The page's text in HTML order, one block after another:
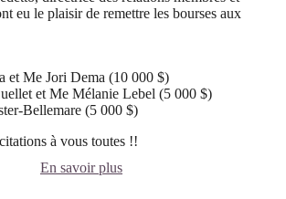
eu le plaisir de remettre les bourses aux
et Me Jori Dema (10 000 $)
et Me Mélanie Lebel (5 000 $)
Bellemare (5 000 $)
à vous toutes !!
En savoir plus